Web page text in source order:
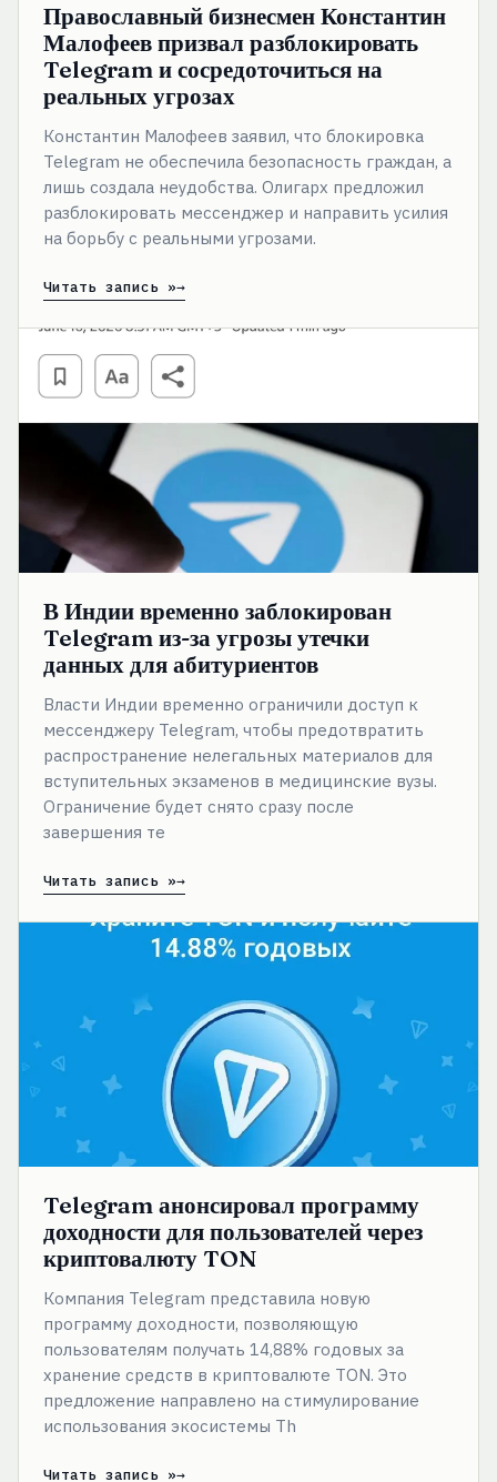
Православный бизнесмен Константин
Малофеев призвал разблокировать
Telegram и сосредоточиться на
реальных угрозах
Константин Малофеев заявил, что блокировка
Telegram не обеспечила безопасность граждан, а
лишь создала неудобства. Олигарх предложил
разблокировать мессенджер и направить усилия
на борьбу с реальными угрозами.
Читать запись »
В Индии временно заблокирован
Telegram из-за угрозы утечки
данных для абитуриентов
Власти Индии временно ограничили доступ к
мессенджеру Telegram, чтобы предотвратить
распространение нелегальных материалов для
вступительных экзаменов в медицинские вузы.
Ограничение будет снято сразу после
завершения те
В
Индии
временно
заблокирован
Telegram
из-
угрозы
для
абитуриентов
Читать запись »
Telegram анонсировал программу
доходности для пользователей через
криптовалюту TON
Компания Telegram представила новую
программу доходности, позволяющую
пользователям получать 14,88% годовых за
хранение средств в криптовалюте TON. Это
предложение направлено на стимулирование
использования экосистемы Th
Telegram
пользователей
через
TON
Читать запись »